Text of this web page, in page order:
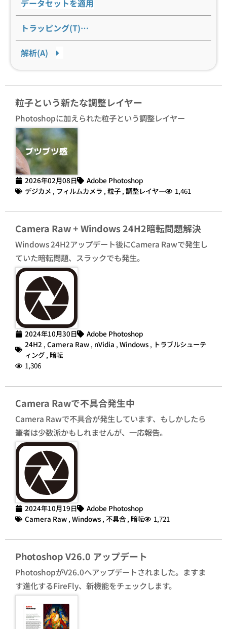
データセットを適用
トラッピング(T)…
解析(A)
粒子という新たな調整レイヤー
Photoshopに加えられた粒子という調整レイヤー
2026年02月08日
Adobe Photoshop
デジカメ , フィルムカメラ , 粒子 , 調整レイヤー 1,461
Camera Raw + Windows 24H2暗転問題解決
Windows 24H2アップデート後にCamera Rawで発生し
ていた暗転問題、スラックでも発生。
2024年10月30日
Adobe Photoshop
24H2 , Camera Raw , nVidia , Windows , トラブルシューテ
ィング , 暗転
1,306
Camera Rawで不具合発生中
Camera Rawで不具合が発生しています、もしかしたら
筆者は少数派かもしれませんが、一応報告。
2024年10月19日
Adobe Photoshop
Camera Raw , Windows , 不具合 , 暗転 1,721
Photoshop V26.0 アップデート
PhotoshopがV26.0へアップデートされました。ますま
す進化するFireFly、新機能をチェックします。